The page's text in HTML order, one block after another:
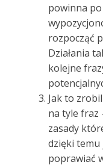
powinna po
rozpocząć
Działania
kolejne
Jak to
na tyle fraz
zasady
dzięki temu
poprawiać